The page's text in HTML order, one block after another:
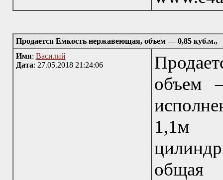
Продается Емкость нержавеющая, объем — 0,85 куб.м.,
Имя: Василий
Дата: 27.05.2018 21:24:06
объем
1,1м